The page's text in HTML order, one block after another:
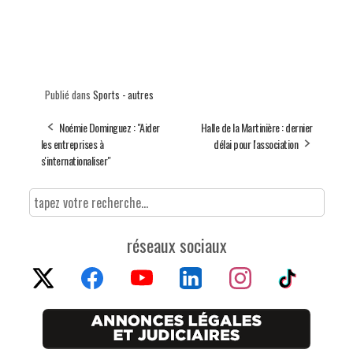
Publié dans Sports - autres
Noémie Dominguez : "Aider
les entreprises à
s'internationaliser"
Halle de la Martinière : dernier
délai pour l'association
réseaux sociaux